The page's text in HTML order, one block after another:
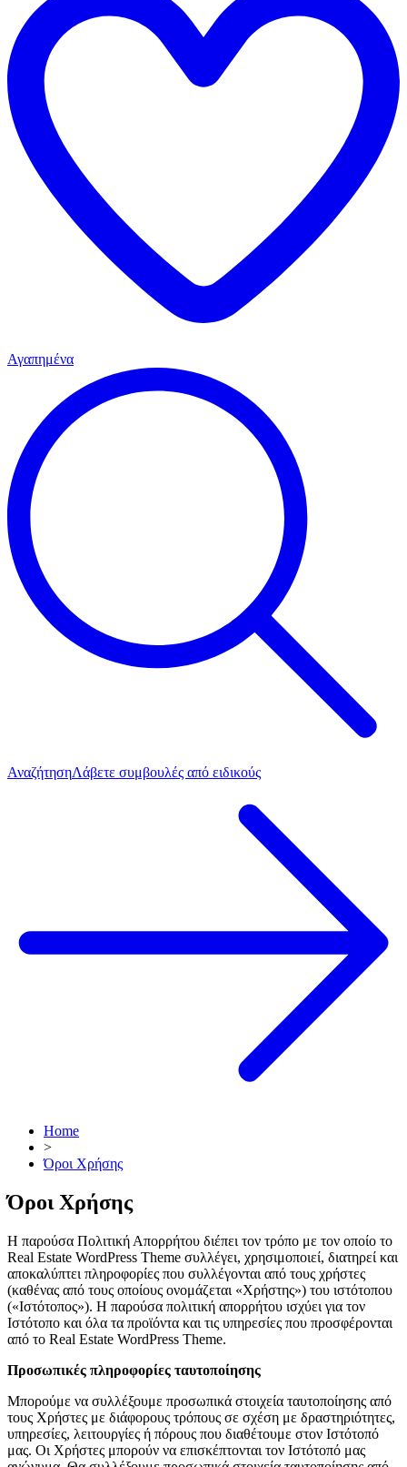
Αγαπημένα
ΑναζήτησηΛάβετε συμβουλές από ειδικούς
Home
>
Όροι Χρήσης
Όροι Χρήσης
Η παρούσα Πολιτική Απορρήτου διέπει τον τρόπο με τον οποίο το
Real Estate WordPress Theme συλλέγει, χρησιμοποιεί, διατηρεί και
αποκαλύπτει πληροφορίες που συλλέγονται από τους χρήστες
(καθένας από τους οποίους ονομάζεται «Χρήστης») του ιστότοπου
(«Ιστότοπος»). Η παρούσα πολιτική απορρήτου ισχύει για τον
Ιστότοπο και όλα τα προϊόντα και τις υπηρεσίες που προσφέρονται
από το Real Estate WordPress Theme.
Προσωπικές πληροφορίες ταυτοποίησης
Μπορούμε να συλλέξουμε προσωπικά στοιχεία ταυτοποίησης από
τους Χρήστες με διάφορους τρόπους σε σχέση με δραστηριότητες,
υπηρεσίες, λειτουργίες ή πόρους που διαθέτουμε στον Ιστότοπό
μας. Οι Χρήστες μπορούν να επισκέπτονται τον Ιστότοπό μας